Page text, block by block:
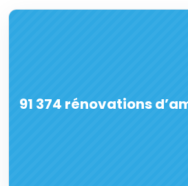
91 374 rénovations